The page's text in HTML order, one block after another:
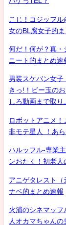
こじ！コジッフ
女のBL腐女子的
何だ！何が？真
ニート的まとめ速
男装スケバン女子
きっ!！ビー玉の
しろ動画まで取り
ロボットアニメ！
非モテ星人 ！あ
ハルッフル-専業
ンおたく！初老人
アニゲタレスト
ナベ的まとめ速報
火浦のシネマッフ
人オカマちゃん